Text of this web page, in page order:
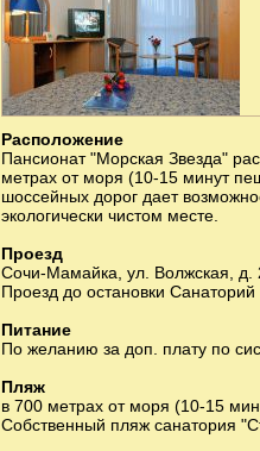
Расположение
Пансионат "Морская Звезда"
метрах от моря (10-15 минут
шоссейных дорог дает
экологически чистом месте.
Проезд
Cочи-Мамайка, ул. Волжская, д.
Проезд до остановки
Питание
По желанию за доп. плату по
Пляж
в 700 метрах от моря (10-15
Собственный пляж санатория